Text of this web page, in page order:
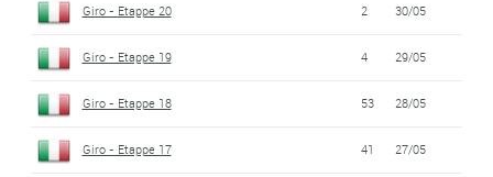
Giro - Etappe 20 2 30/05
Giro - Etappe 19 4 29/05
Giro - Etappe 18 53 28/05
Giro - Etappe 17 41 27/05